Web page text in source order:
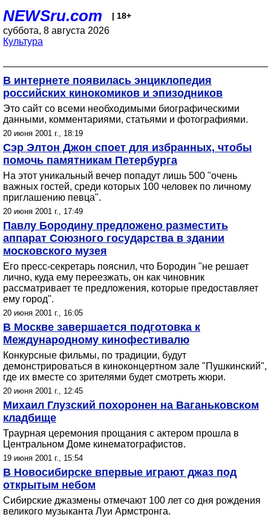
NEWSru.com | 18+
суббота, 8 августа 2026
Культура
В интернете появилась энциклопедия
российских кинокомиков и эпизодников
Это сайт со всеми необходимыми биографическими
данными, комментариями, статьями и фотографиями.
20 июня 2001 г., 18:19
Сэр Элтон Джон споет для избранных, чтобы
помочь памятникам Петербурга
На этот уникальный вечер попадут лишь 500 "очень
важных гостей, среди которых 100 человек по личному
приглашению певца".
20 июня 2001 г., 17:49
Павлу Бородину предложено разместить
аппарат Союзного государства в здании
московского музея
Его пресс-секретарь пояснил, что Бородин "не решает
лично, куда ему переезжать, он как чиновник
рассматривает те предложения, которые предоставляет
ему город".
20 июня 2001 г., 16:05
В Москве завершается подготовка к
Международному кинофестивалю
Конкурсные фильмы, по традиции, будут
демонстрироваться в киноконцертном зале "Пушкинский",
где их вместе со зрителями будет смотреть жюри.
20 июня 2001 г., 12:45
Михаил Глузский похоронен на Ваганьковском
кладбище
Траурная церемония прощания с актером прошла в
Центральном Доме кинематографистов.
19 июня 2001 г., 15:54
В Новосибирске впервые играют джаз под
открытым небом
Сибирские джазмены отмечают 100 лет со дня рождения
великого музыканта Луи Армстронга.